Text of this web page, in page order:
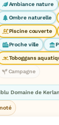
Ambiance nature
Ombre naturelle
Piscine couverte
Proche ville
Toboggans
Campagne
Domaine de